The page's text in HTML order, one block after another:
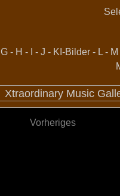
G - H - - J - KI-Bilder - L - M
Xtraordinary Music
Vorheriges